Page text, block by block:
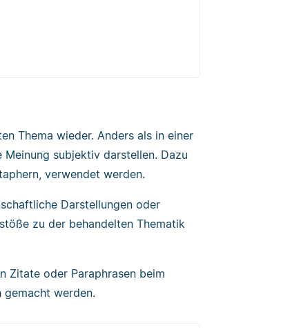
Thema wieder. Anders als in einer
subjektiv darstellen. Dazu
verwendet werden.
Darstellungen oder
zu der behandelten Thematik
Zitate oder Paraphrasen beim
gemacht werden.